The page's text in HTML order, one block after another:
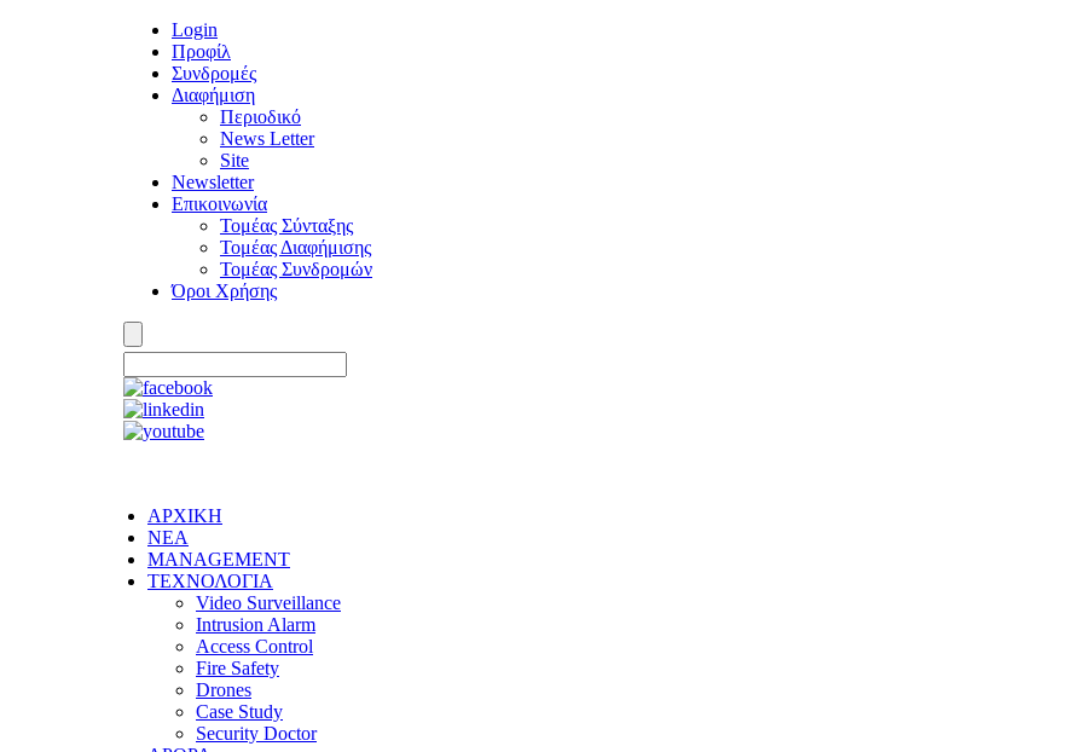
Login
Προφίλ
Συνδρομές
Διαφήμιση
Περιοδικό
News Letter
Site
Newsletter
Επικοινωνία
Τομέας Σύνταξης
Τομέας Διαφήμισης
Τομέας Συνδρομών
Όροι Χρήσης
ΑΡΧΙΚΗ
ΝΕΑ
MANAGEMENT
ΤΕΧΝΟΛΟΓΙΑ
Video Surveillance
Intrusion Alarm
Access Control
Fire Safety
Drones
Case Study
Security Doctor